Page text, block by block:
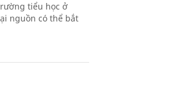
tiểu học ở
nguồn có thể bắt